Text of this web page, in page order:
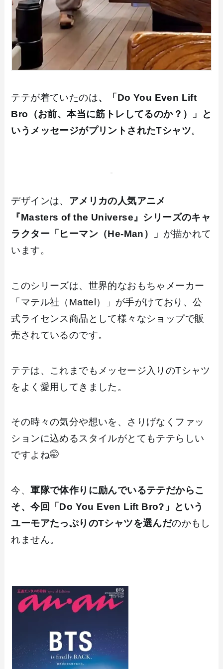
テテが着ていたのは、「Do You Even Lift
Bro（お前、本当に筋トレしてるのか？）」と
いうメッセージがプリントされたTシャツ。
デザインは、
アメリカの人気アニメ
『Masters of the Universe』シリーズのキャ
ラクター「ヒーマン（He-Man）」 が描かれて
います。
このシリーズは、世界的なおもちゃメーカー
「マテル社（Mattel）」が手がけており、公
式ライセンス商品として様々なショップで販
売されているのです。
テテは、これまでもメッセージ入りのTシャツ
をよく愛用してきました。
その時々の気分や想いを、さりげなくファッ
ションに込めるスタイルがとてもテテらしい
ですよね🤭
今、軍隊で体作りに励んでいるテテだからこ
そ、今回「Do You Even Lift Bro?」という
ユーモアたっぷりのTシャツを選んだのかもし
れません。